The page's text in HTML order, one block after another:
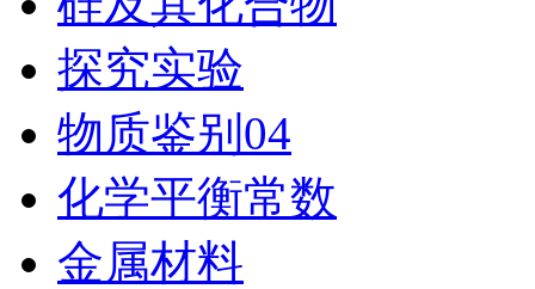
探究实验
物质鉴别04
化学平衡常数
金属材料